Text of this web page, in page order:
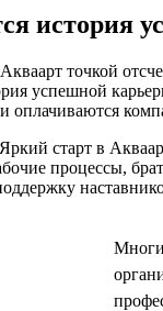
история
точкой
оплачиваются
старт в
процессы,